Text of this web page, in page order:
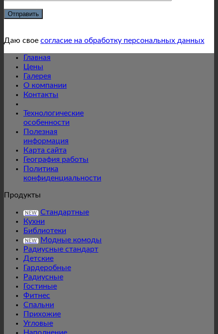
Даю свое согласие на обработку персональных данных
Главная
Цены
Галерея
О компании
Контакты
Технологические
особенности
Полезная
информация
Карта сайта
География работы
Политика
конфиденциальности
Продукты
NEW
Стандартные
Кухни
Библиотеки
NEW
Модные комоды
Радиусные стандарт
Детские
Гардеробные
Радиусные
Гостиные
Фитнес
Спальни
Прихожие
Угловые